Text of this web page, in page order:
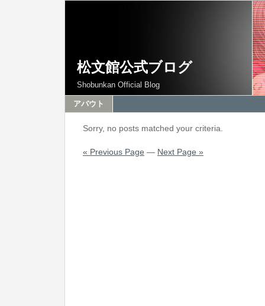
松文館公式ブログ
Shobunkan Official Blog
アバウト
Sorry, no posts matched your criteria.
« Previous Page — Next Page »